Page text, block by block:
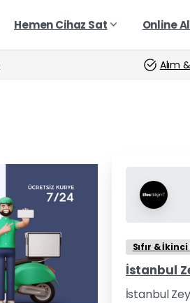
Hemen Cihaz Sat Online
Alım
Sıfır &
İstanbul
İstanbul